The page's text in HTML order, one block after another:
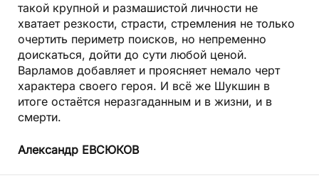
такой крупной и размашистой личности не
хватает резкости, страсти, стремления не только
очертить периметр поисков, но непременно
доискаться, дойти до сути любой ценой.
Варламов добавляет и проясняет немало черт
характера своего героя. И всё же Шукшин в
итоге остаётся неразгаданным и в жизни, и в
смерти.
Александр ЕВСЮКОВ